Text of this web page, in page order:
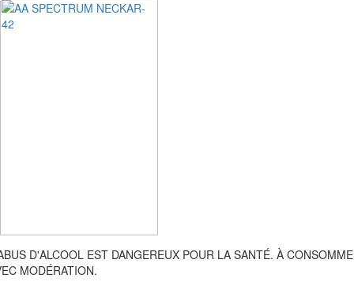
D'ALCOOL EST DANGEREUX POUR LA SANTÉ. À
MODÉRATION.